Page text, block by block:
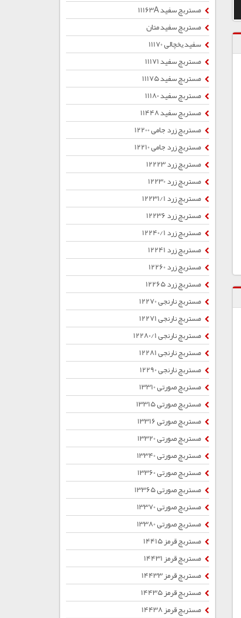
مستربچ سفید 11163A
مستربچ سفید متان
سفید یخچالی 11170
مستربچ سفید 11171
مستربچ سفید 11175
مستربچ سفید 11180
مستربچ سفید 11448
مستربچ زرد جامی 12200
مستربچ زرد جامی 12210
مستربچ زرد 12223
مستربچ زرد 12230
مستربچ زرد 12231/1
مستربچ زرد 12236
مستربچ زرد 12240/1
مستربچ زرد 12241
مستربچ زرد 12260
مستربچ زرد 12265
مستربچ نارنجی 12270
مستربچ نارنجی 12271
مستربچ نارنجی 12280/1
مستربچ نارنجی 12281
مستربچ نارنجی 12290
مستربچ صورتی 13310
مستربچ صورتی 13315
مستربچ صورتی 13316
مستربچ صورتی 13320
مستربچ صورتی 13340
مستربچ صورتی 13360
مستربچ صورتی 13365
مستربچ صورتی 13370
مستربچ صورتی 13380
مستربچ قرمز 14415
مستربچ قرمز 14431
مستربچ قرمز 14433
مستربچ قرمز 14435
مستربچ قرمز 14438